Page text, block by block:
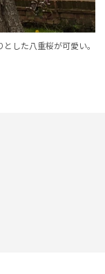
した八重桜が可愛い。